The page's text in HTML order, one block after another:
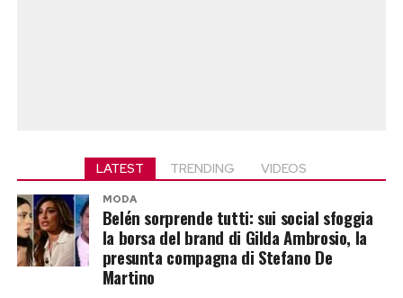
LATEST TRENDING VIDEOS
MODA
Belén sorprende tutti: sui social sfoggia
la borsa del brand di Gilda Ambrosio, la
presunta compagna di Stefano De
Martino